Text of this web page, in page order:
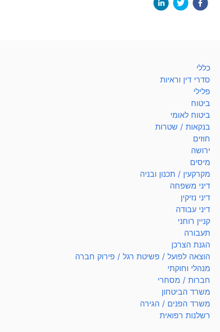
כללי
סדרי דין וראיות
פלילי
ביטוח
ביטוח לאומי
בנקאות / שטרות
חוזים
ירושה
מיסים
מקרקעין / תכנון ובניה
דיני משפחה
דיני נזיקין
דיני עבודה
קניין רוחני
תעבורה
הגנת הצרכן
הוצאה לפועל / פשיטת רגל / פירוק חברה
מנהלי וחוקתי
חברות / מסחרי
משרד הביטחון
משרד הפנים / הגירה
רשלנות רפואית